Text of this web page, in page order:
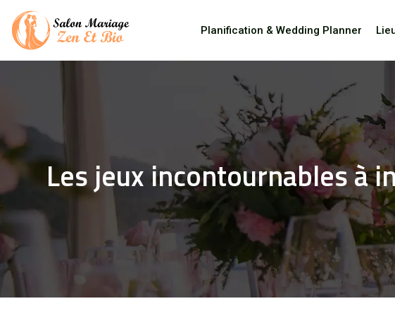
Planification & Wedding Planner
Les jeux incontournables à